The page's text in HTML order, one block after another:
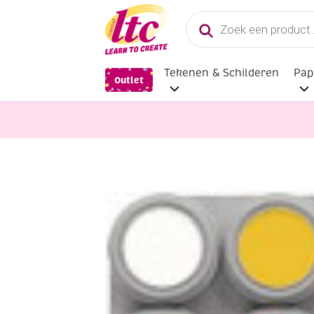
Producten
zoeken
Outlet
Tekenen & Schilderen
Feestmateriaal, Schminken en Veren